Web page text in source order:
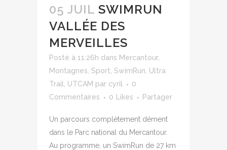
05 JUIL SWIMRUN
VALLÉE DES
MERVEILLES
Posté à 11:26h dans Mercantour,
Montagnes Sport SwimRun Ultra
Trail
UTCAM par cyril
0
Commentaires
0 Likes Partager
Un parcours complètement dément
dans le Parc national du Mercantour.
Au programme, un SwimRun de 27 km